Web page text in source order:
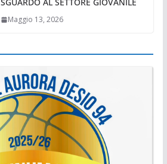
SGUARDO AL SETTORE GIOVANILE
Maggio 13, 2026